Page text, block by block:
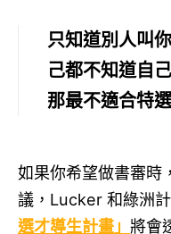
只知道別人叫
己都不知道自
那最不適合特
如果你希望做書審時
議，Lucker 和綠洲
選才導生計畫」 將會